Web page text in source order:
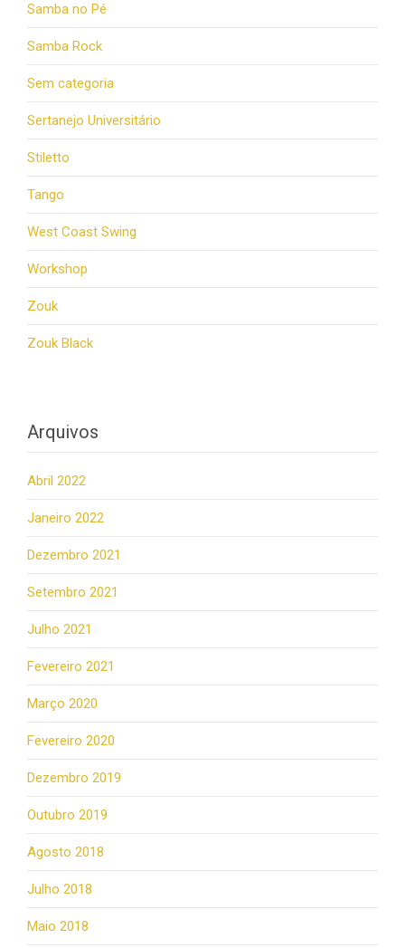
Samba no Pé
Samba Rock
Sem categoria
Sertanejo Universitário
Stiletto
Tango
West Coast Swing
Workshop
Zouk
Zouk Black
Arquivos
Abril 2022
Janeiro 2022
Dezembro 2021
Setembro 2021
Julho 2021
Fevereiro 2021
Março 2020
Fevereiro 2020
Dezembro 2019
Outubro 2019
Agosto 2018
Julho 2018
Maio 2018